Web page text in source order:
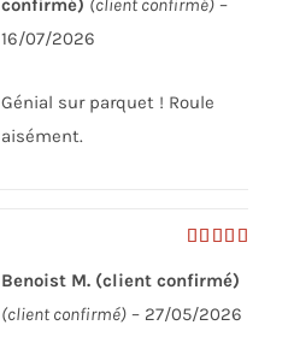
confirmé) (client confirmé) –
16/07/2026
Génial sur parquet ! Roule
aisément.
5
Benoist M. (client confirmé)
(client confirmé) – 27/05/2026